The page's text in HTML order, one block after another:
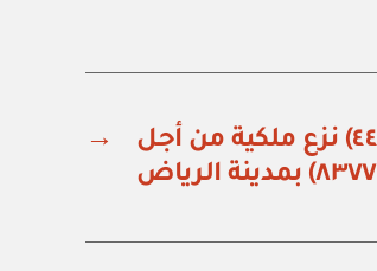
→
وزارة الطاقة: قرار رقم (٢٢٠٨ / ٤٤٠٢٠١) نزع ملكية من أجل